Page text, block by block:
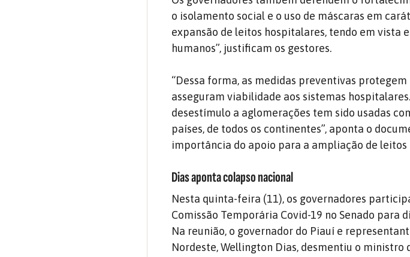
o isolamento social e o uso de máscaras em
expansão de leitos hospitalares, tendo em vista
humanos”, justificam os gestores.
“Dessa forma, as medidas preventivas
asseguram viabilidade aos sistemas
desestímulo a aglomerações tem sido usadas
países, de todos os continentes”, aponta o
importância do apoio para a ampliação de leitos
Dias aponta colapso nacional
Nesta quinta-feira (11), os governadores
Comissão Temporária Covid-19 no Senado
Na reunião, o governador do Piauí e
Nordeste, Wellington Dias, desmentiu o ministro